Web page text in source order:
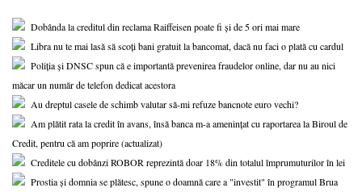
Dobânda la creditul din reclama Raiffeisen poate fi și de 5 ori mai mare
Libra nu te mai lasă să scoți bani gratuit la bancomat, dacă nu faci o plată cu cardul
Poliția și DNSC spun că e importantă prevenirea fraudelor online, dar nu au nici
măcar un număr de telefon dedicat acestora
Au dreptul casele de schimb valutar să-mi refuze bancnote euro vechi?
Am plătit rata la credit în avans, însă banca m-a amenințat cu raportarea la Biroul de
Credit, pentru că am poprire (actualizat)
Creditele cu dobânzi ROBOR reprezintă doar 18% din totalul împrumuturilor în lei
Prostia și domnia se plătesc, spune o doamnă care a "investit" în programul Brua